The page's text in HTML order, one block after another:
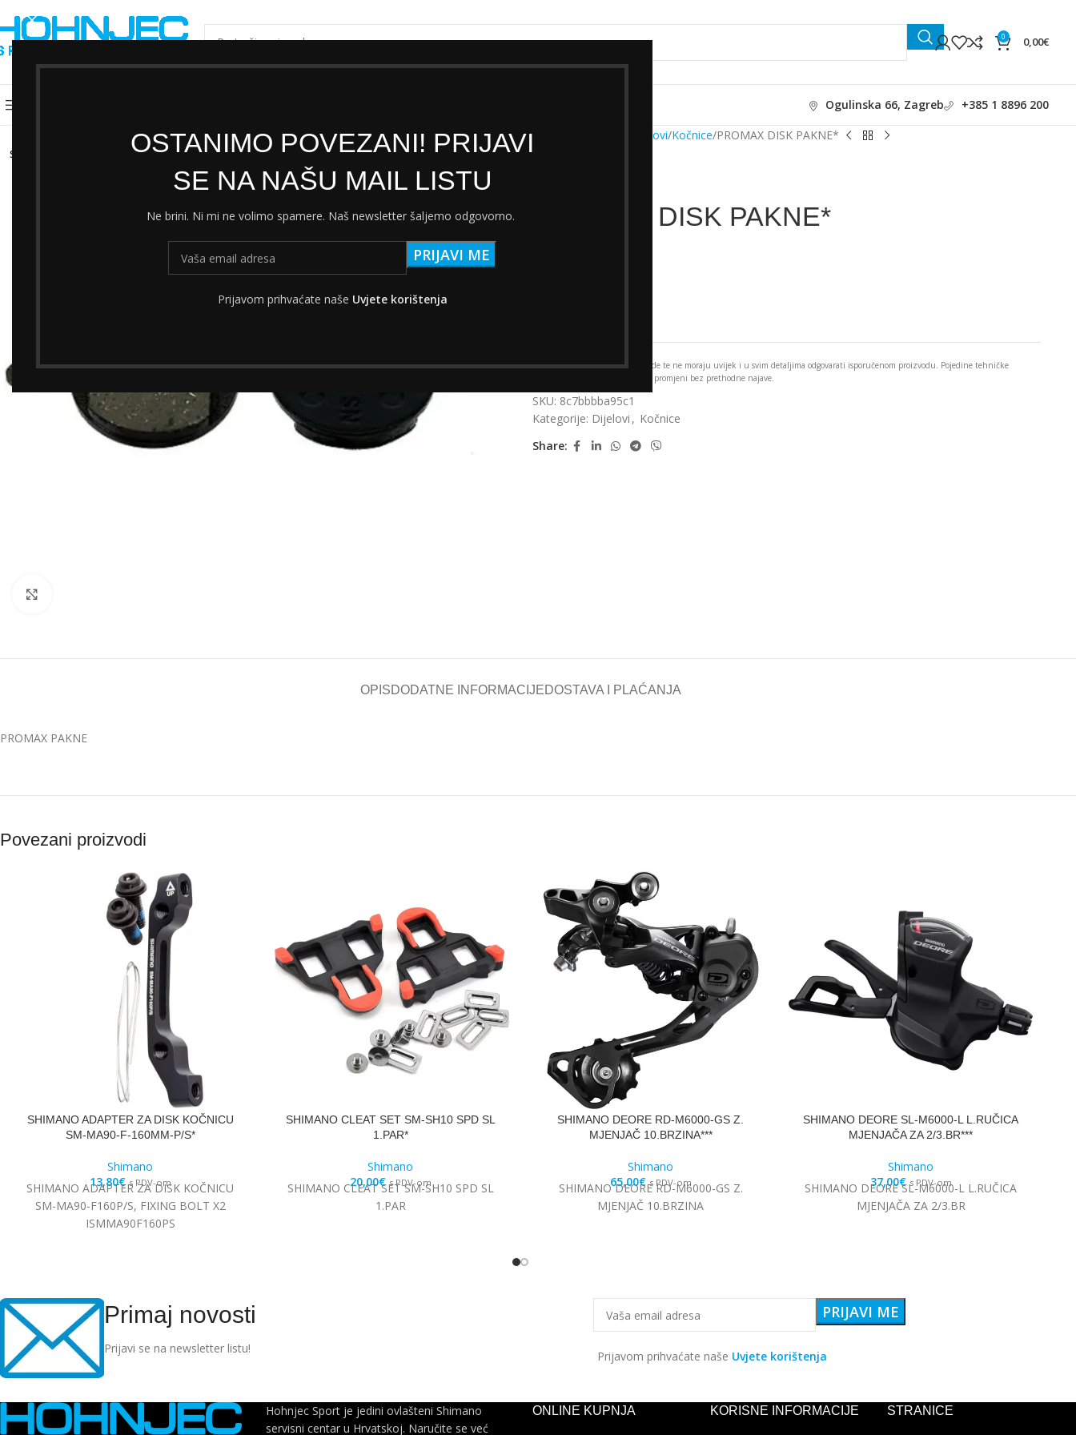
OSTANIMO POVEZANI! PRIJAVI
SE NA NAŠU MAIL LISTU
Ne brini. Ni mi ne volimo spamere. Naš newsletter šaljemo odgovorno.
Prijavom prihvaćate naše Uvjete korištenja
ODABERI KATEGORIJU
0 0,00€
Ogulinska 66, Zagreb +385 1 8896 200
SOLD
Početna Dijelovi Kočnice PROMAX DISK PAKNE*
PROMAX DISK PAKNE*
*Fotografije su ilustrativne prirode te ne moraju uvijek i u svim detaljima odgovarati isporučenom proizvodu. Pojedine tehničke
specifikacije i cijene podložne su promjeni bez prethodne najave.
SKU: 8c7bbbba95c1
Kategorije: Dijelovi , Kočnice
Share:
OPISDODATNE INFORMACIJEDOSTAVA I PLAĆANJA
PROMAX PAKNE
Povezani proizvodi
SHIMANO ADAPTER ZA DISK KOČNICU
SM-MA90-F-160MM-P/S*
Shimano
13,80€ s PDV-om
SHIMANO ADAPTER ZA DISK KOČNICU
SM-MA90-F160P/S, FIXING BOLT X2
ISMMA90F160PS
SHIMANO CLEAT SET SM-SH10 SPD SL
1.PAR*
Shimano
20,00€ s PDV-om
SHIMANO CLEAT SET SM-SH10 SPD SL
1.PAR
SHIMANO DEORE RD-M6000-GS Z.
MJENJAČ 10.BRZINA***
Shimano
65,00€ s PDV-om
SHIMANO DEORE RD-M6000-GS Z.
MJENJAČ 10.BRZINA
SHIMANO DEORE SL-M6000-L L.RUČICA
MJENJAČA ZA 2/3.BR***
Shimano
37,00€ s PDV-om
SHIMANO DEORE SL-M6000-L L.RUČICA
MJENJAČA ZA 2/3.BR
Primaj novosti
Prijavi se na newsletter listu!
Prijavom prihvaćate naše Uvjete korištenja
Hohnjec Sport je jedini ovlašteni Shimano
servisni centar u Hrvatskoj. Naručite se već
ONLINE KUPNJA KORISNE INFORMACIJE STRANICE